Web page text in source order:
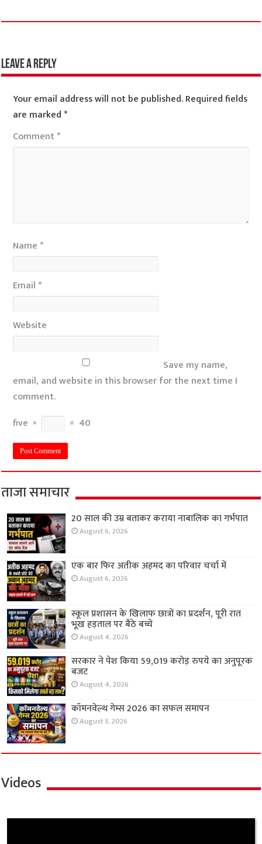
Leave a Reply
Your email address will not be published.Required fields
are marked*
Comment*
Name *
Email *
Website
Save my name,
email, and website in this browser for the next time I
comment.
five × = 40
ताजा समाचार
20 साल की उम्र बताकर कराया नाबालिक का गर्भपात
August 6, 2026
एक बार फिर अतीक अहमद का परिवार चर्चा में
August 6, 2026
स्कूल प्रशासन के खिलाफ छात्रों का प्रदर्शन, पूरी रात
भूख हड़ताल पर बैठे बच्चे
August 4, 2026
सरकार ने पेश किया 59,019 करोड़ रुपये का अनुपूरक
बजट
August 4, 2026
कॉमनवेल्थ गेम्स 2026 का सफल समापन
August 3, 2026
Videos